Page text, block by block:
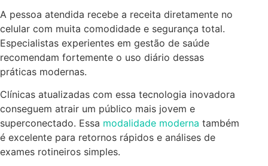
A pessoa atendida recebe a receita diretamente no
celular com muita comodidade e segurança total.
Especialistas experientes em gestão de saúde
recomendam fortemente o uso diário dessas
práticas modernas.
Clínicas atualizadas com essa tecnologia inovadora
conseguem atrair um público mais jovem e
superconectado. Essa modalidade moderna também
é excelente para retornos rápidos e análises de
exames rotineiros simples.